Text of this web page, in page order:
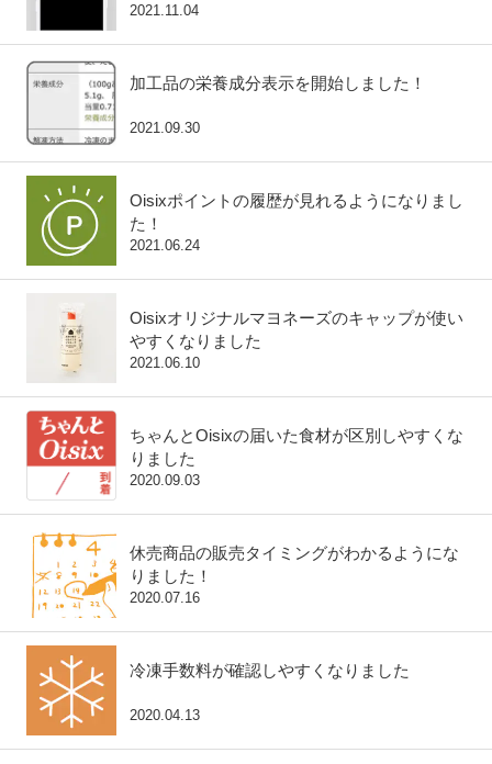
2021.11.04
加工品の栄養成分表示を開始しました！
2021.09.30
Oisixポイントの履歴が見れるようになりまし
た！
2021.06.24
Oisixオリジナルマヨネーズのキャップが使い
すくなりました
2021.06.10
ちゃんとOisixの届いた食材が区別しやすくな
りました
2020.09.03
休売商品の販売タイミングがわかるようにな
りました！
2020.07.16
冷凍手数料が確認しやすくなりました
2020.04.13